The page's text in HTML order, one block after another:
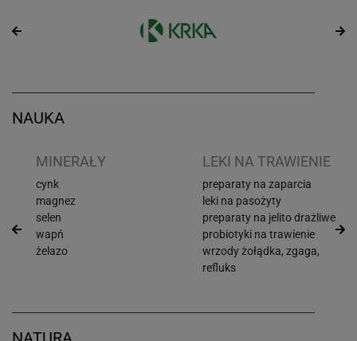
NAUKA
MINERAŁY
cynk
magnez
selen
wapń
żelazo
LEKI NA TRAWIENIE
preparaty na zaparcia
leki na pasożyty
preparaty na jelito drażliwe
probiotyki na trawienie
wrzody żołądka, zgaga,
refluks